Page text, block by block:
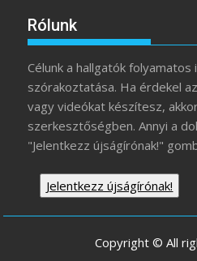
Rólunk
Célunk a hallgatók folyamatos
szórakoztatása. Ha érdekel
vagy videókat készítesz,
szerkesztőségben. Annyi a
"Jelentkezz újságírónak!"
Jelentkezz újságírónak!
Copyright © All